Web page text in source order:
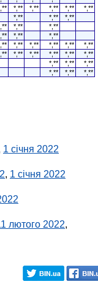
*,** *,** *,** *,**
*,**
*,** *,**
*,**
*,**
*,**
*,**
*,**
*,** *,** *,** *,**
*,**
*,** *,** *,** *,**
*,**
*,** *,**
*,**
*,** *,** *,**
1 січня 2022
, 1 січня 2022
лютого 2022,